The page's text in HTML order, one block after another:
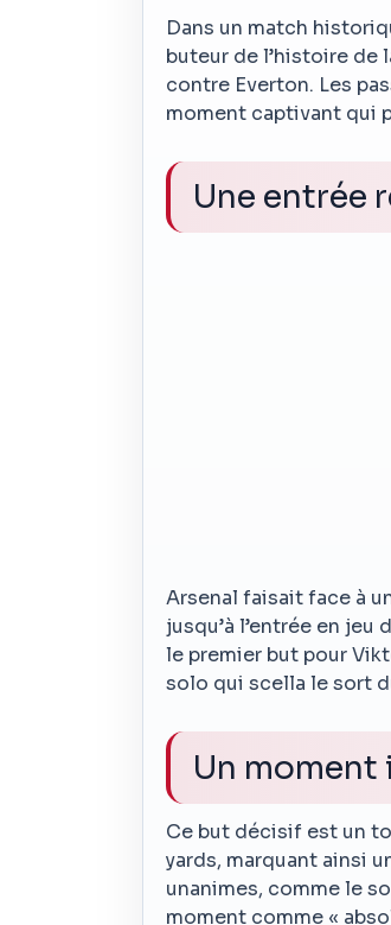
Dans un match
buteur de l’histoire de
contre Everton. Les
moment captivant qui
Une entrée
Arsenal faisait face à
jusqu’à l’entrée en jeu
le premier but pour
solo qui scella le sort
Un
Ce but décisif est un
yards, marquant ainsi
unanimes, comme le
moment comme «